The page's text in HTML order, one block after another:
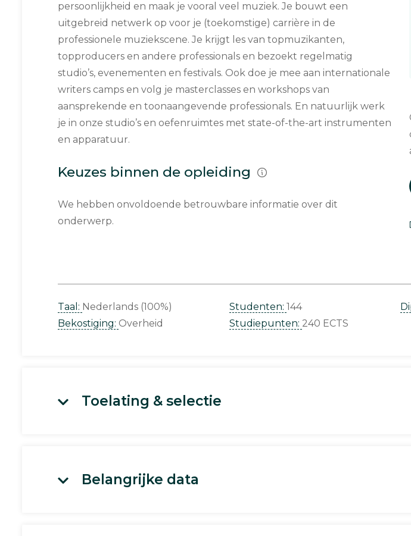
persoonlijkheid en maak je vooral veel muziek. Je bouwt een
uitgebreid netwerk op voor je (toekomstige) carrière in de
professionele muziekscene. Je krijgt les van topmuzikanten,
topproducers en andere professionals en bezoekt regelmatig
studio’s, evenementen en festivals. Ook doe je mee aan internationale
writers camps en volg je masterclasses en workshops van
aansprekende en toonaangevende professionals. En natuurlijk werk
je in onze studio’s en oefenruimtes met state-of-the-art instrumenten
en apparatuur.
Keuzes binnen de opleiding
We hebben onvoldoende betrouwbare informatie over dit
onderwerp.
Taal: Nederlands (100%)
Bekostiging: Overheid
Studenten: 144
Studiepunten: 240 ECTS
Toelating & selectie
Belangrijke data